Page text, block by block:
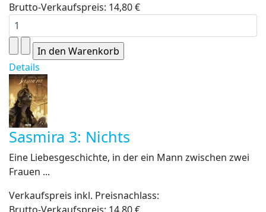
Brutto-Verkaufspreis: 14,80 €
Details
Sasmira 3: Nichts
Eine Liebesgeschichte, in der ein Mann zwischen zwei
Frauen ...
Verkaufspreis inkl. Preisnachlass: